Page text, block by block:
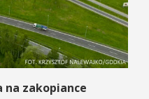
na zakopiance